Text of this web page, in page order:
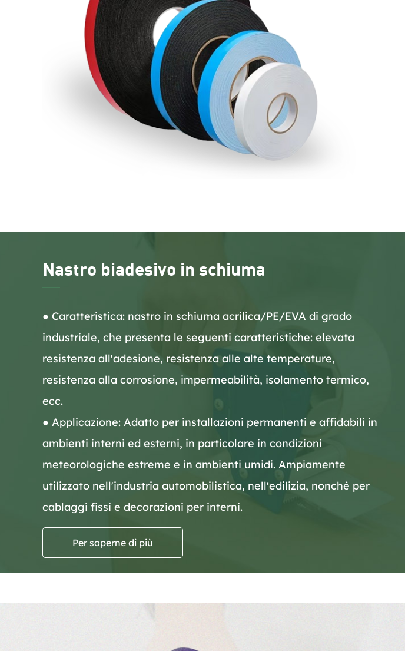
Nastro biadesivo in schiuma
● Caratteristica: nastro in schiuma acrilica/PE/EVA di grado
industriale, che presenta le seguenti caratteristiche: elevata
resistenza all'adesione, resistenza alle alte temperature,
resistenza alla corrosione, impermeabilità, isolamento termico,
ecc.
● Applicazione: Adatto per installazioni permanenti e affidabili in
ambienti interni ed esterni, in particolare in condizioni
meteorologiche estreme e in ambienti umidi. Ampiamente
utilizzato nell'industria automobilistica, nell'edilizia, nonché per
cablaggi fissi e decorazioni per interni.
Per saperne di più